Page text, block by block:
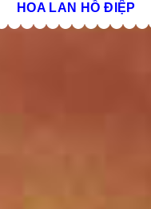
HOA LAN HỒ ĐIỆP